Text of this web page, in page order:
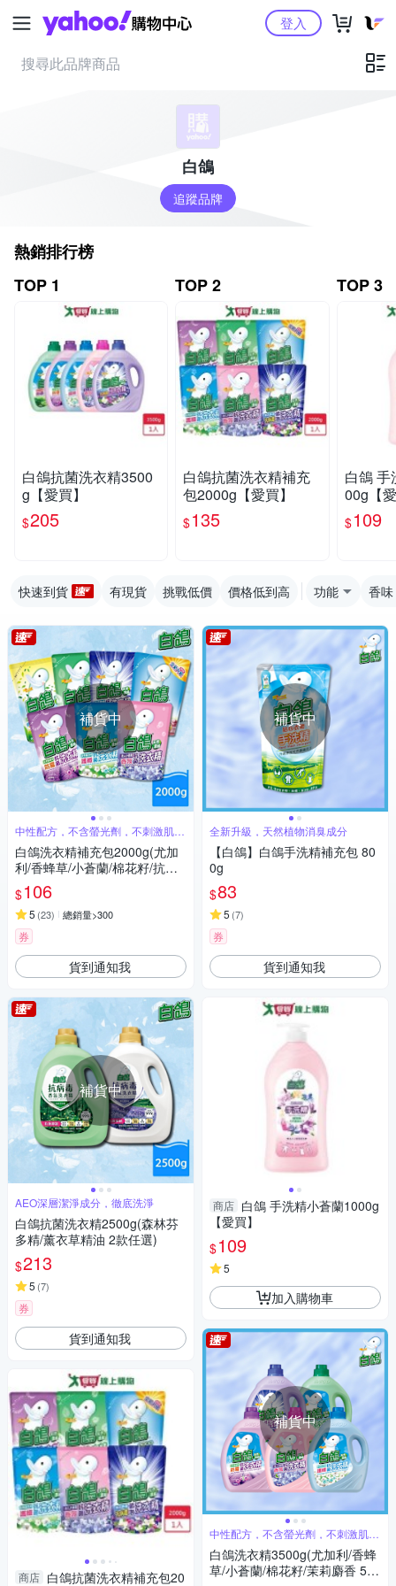
Yahoo購物中心登入
白鴿
追蹤品牌
熱銷排行榜
TOP 1
白鴿抗菌洗衣精3500
g【愛買】
$205
TOP 2
白鴿抗菌洗衣精補充
包2000g【愛買】
$135
TOP 3
白鴿 手
00g【
$109
快速到貨 有現貨 挑戰低價 價格低到高 功能 香味
補貨中
中性配方，不含螢光劑，不刺激肌膚
好安心
白鴿洗衣精補充包2000g(尤加
利/香蜂草/小蒼蘭/棉花籽/抗臭/
柔順/麝香 7款任選)
$106
5 (23) 總銷量>300
券
貨到通知我
補貨中
AEO深層潔淨成分，徹底洗淨
白鴿抗菌洗衣精2500g(森林芬
多精/薰衣草精油 2款任選)
$213
5 (7)
券
貨到通知我
商店 白鴿抗菌洗衣精補充包20
補貨中
全新升級，天然植物消臭成分
【白鴿】白鴿手洗精補充包 80
0g
$83
5 (7)
券
貨到通知我
商店 白鴿 手洗精小蒼蘭1000g
【愛買】
$109
5
加入購物車
補貨中
中性配方，不含螢光劑，不刺激肌膚
好安心
白鴿洗衣精3500g(尤加利/香蜂
草/小蒼蘭/棉花籽/茉莉麝香 5款